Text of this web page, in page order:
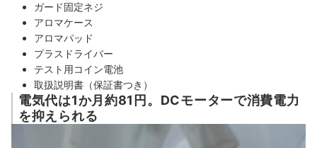
ガード固定ネジ
アロマケース
アロマパッド
プラスドライバー
テスト用コイン電池
取扱説明書（保証書つき）
電気代は1か月約81円。DCモーターで消費電力
を抑えられる